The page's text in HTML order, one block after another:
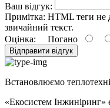
Ваш відгук:
Примітка: HTML теги не
звичайний текст.
Оцінка: Погано
Відправити відгук
Встановлюємо
«Екосистем